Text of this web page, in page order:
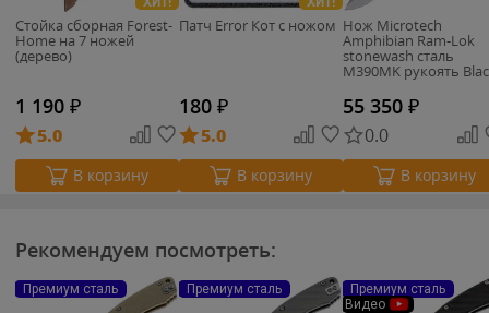
Стойка сборная Forest-
Home на 7 ножей
(дерево)
1 190 ₽
5.0
В корзину
Патч Error Кот с ножом
180 ₽
5.0
В корзину
Нож Microtech
Amphibian Ram-Lok
stonewash сталь
M390MK рукоять
G10 (137RL-10FLGT)
55 350 ₽
0.0
В корзину
Рекомендуем посмотреть:
Премиум сталь Премиум сталь
Премиум сталь
Видео